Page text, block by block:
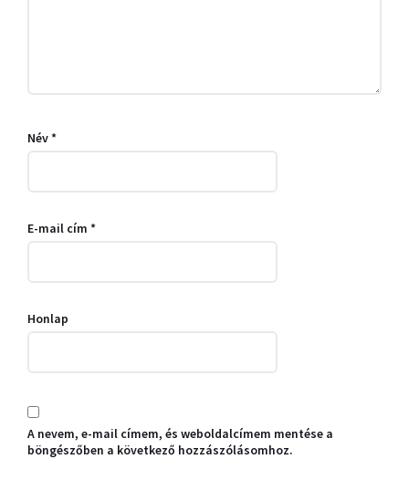
Név*
E-mail cím *
Honlap
A nevem, e-mail címem, és weboldalcímem mentése a
böngészőben a következő hozzászólásomhoz.